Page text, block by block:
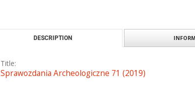
DESCRIPTION
Title:
Sprawozdania Archeologiczne 71 (2019)